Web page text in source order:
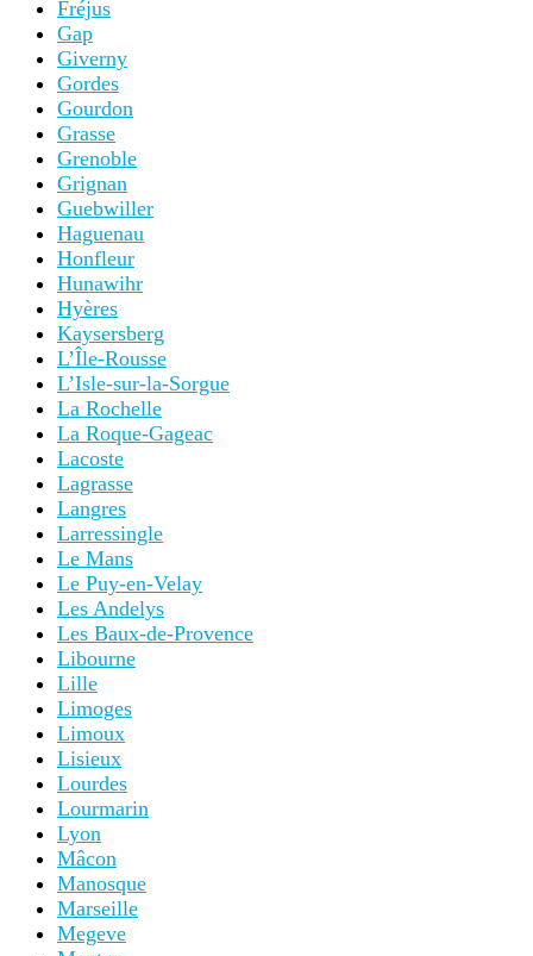
Fréjus
Gap
Giverny
Gordes
Gourdon
Grasse
Grenoble
Grignan
Guebwiller
Haguenau
Honfleur
Hunawihr
Hyères
Kaysersberg
L’Île-Rousse
L’Isle-sur-la-Sorgue
La Rochelle
La Roque-Gageac
Lacoste
Lagrasse
Langres
Larressingle
Le Mans
Le Puy-en-Velay
Les Andelys
Les Baux-de-Provence
Libourne
Lille
Limoges
Limoux
Lisieux
Lourdes
Lourmarin
Lyon
Mâcon
Manosque
Marseille
Megeve